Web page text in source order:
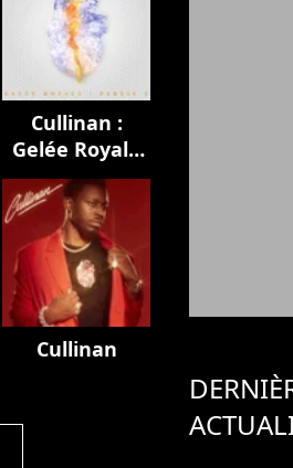
Cullinan :
Gelée Royale
(Partie 2)
Cullinan